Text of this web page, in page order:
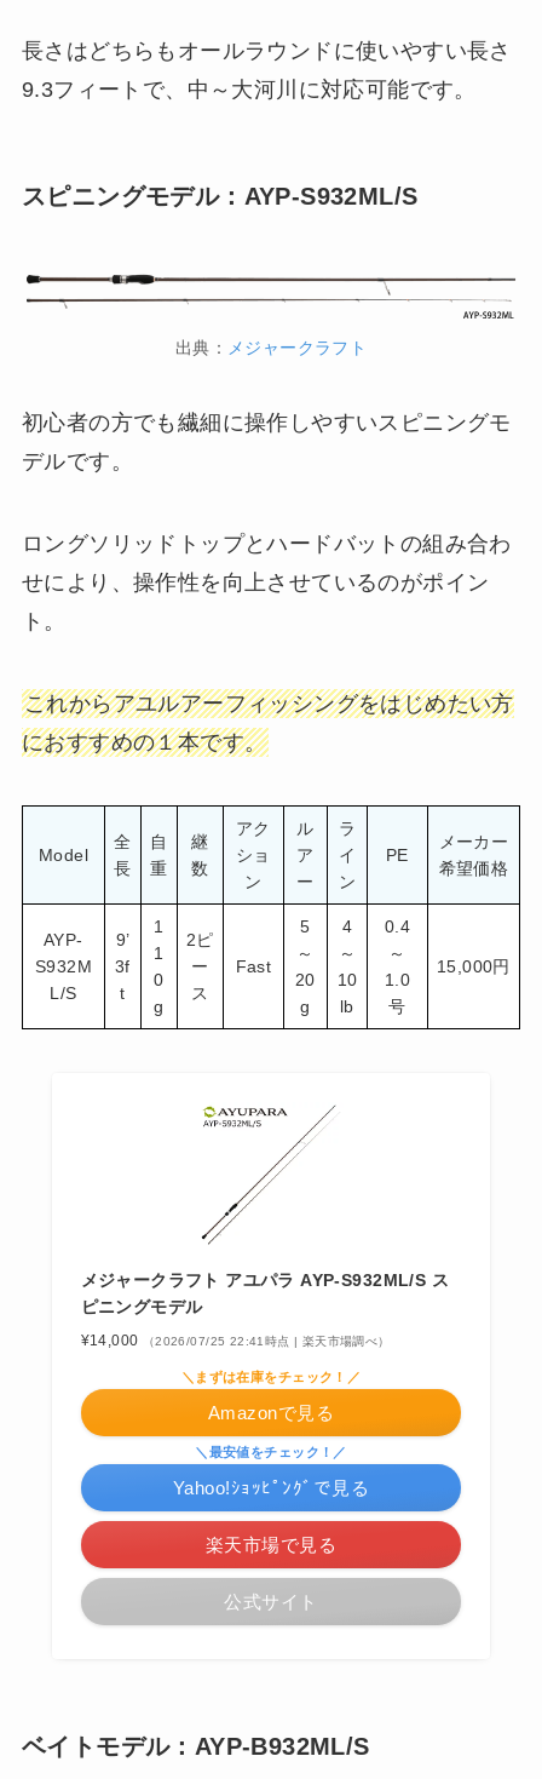
長さはどちらもオールラウンドに使いやすい長さ
9.3フィートで、中～大河川に対応可能です。
スピニングモデル：AYP-S932ML/S
出典： メジャークラフト
初心者の方でも繊細に操作しやすいスピニングモ
デルです。
ロングソリッドトップとハードバットの組み合わ
せにより、操作性を向上させているのがポイン
ト。
これからアユルアーフィッシングをはじめたい方
におすすめの１本です。
Model
全
長
自
重
継
数
アク
ショ
ン
ル
ア
ー
ラ
イ
ン
PE
メーカー
希望価格
AYP-
S932M
L/S
9’
3f
t
1
1
0
g
2ピ
ー
ス
Fast
5
～
20
g
4
～
10
lb
0.4
～
1.0
号
15,000円
メジャークラフト アユパラ AYP-S932ML/S ス
ピニングモデル
¥14,000 （2026/07/25 22:41時点 | 楽天市場調べ）
＼まずは在庫をチェック！／
Amazonで見る
楽天市場で見る
＼最安値をチェック！／
Yahoo!ｼｮｯﾋﾟﾝｸﾞで見る
公式サイト
ベイトモデル：AYP-B932ML/S